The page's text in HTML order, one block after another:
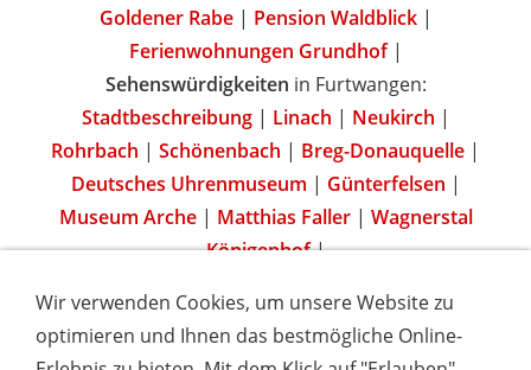
Goldener Rabe| Pension Waldblick|
Ferienwohnungen Grundhof|
Sehenswürdigkeiten in Furtwangen:
Stadtbeschreibung| Linach | Neukirch |
Rohrbach | Schönenbach | Breg-Donauquelle |
Deutsches Uhrenmuseum | Günterfelsen |
Museum Arche| Matthias Faller| Wagnerstal
Königenhof|
Wir verwenden Cookies, um unsere Website zu
optimieren und Ihnen das bestmögliche Online-